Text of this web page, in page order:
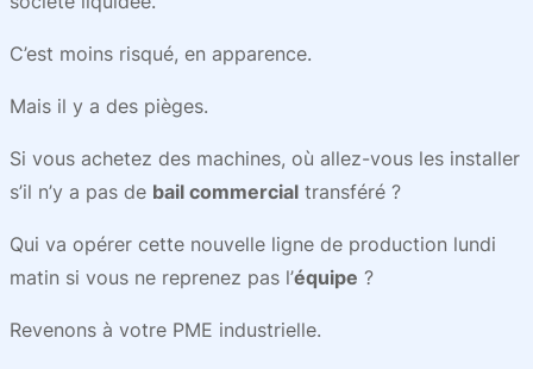
C’est moins risqué, en apparence.
Mais il y a des pièges.
Si vous achetez des machines, où allez-vous les installer
s’il n’y a pas de bail commercial transféré ?
Qui va opérer cette nouvelle ligne de production lundi
matin si vous ne reprenez pas l’équipe ?
Revenons à votre PME industrielle.